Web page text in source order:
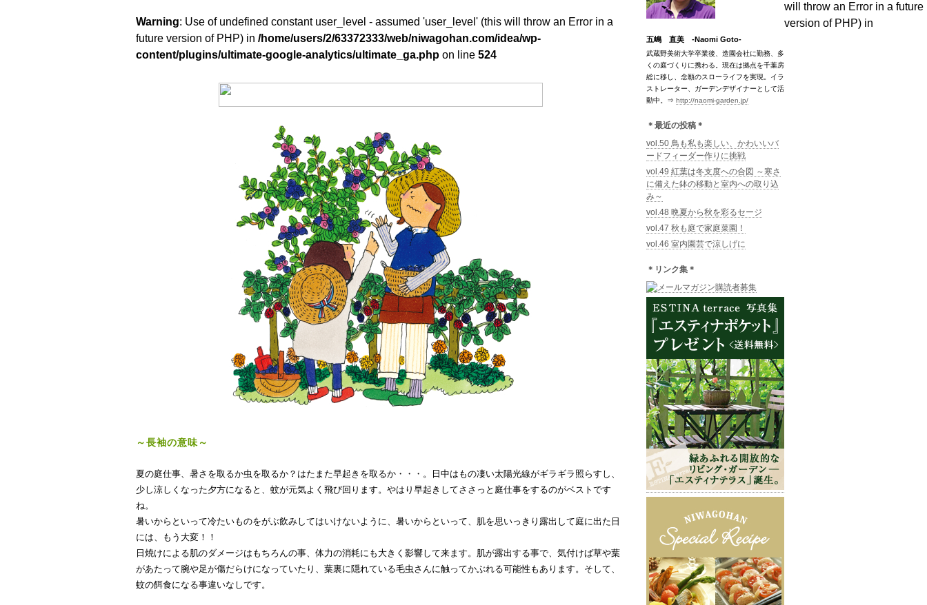
Warning: Use of undefined constant user_level - assumed 'user_level' (this will throw an Error in a
future version of PHP) in /home/users/2/63372333/web/niwagohan.com/idea/wp-
content/plugins/ultimate-google-analytics/ultimate_ga.php on line 524
～長袖の意味～
夏の庭仕事、暑さを取るか虫を取るか？はたまた早起きを取るか・・・。日中はもの凄い太陽光線がギラギラ照らすし、
少し涼しくなった夕方になると、蚊が元気よく飛び回ります。やはり早起きしてささっと庭仕事をするのがベストです
ね。
暑いからといって冷たいものをがぶ飲みしてはいけないように、暑いからといって、肌を思いっきり露出して庭に出た日
には、もう大変！！
日焼けによる肌のダメージはもちろんの事、体力の消耗にも大きく影響して来ます。肌が露出する事で、気付けば草や葉
があたって腕や足が傷だらけになっていたり、葉裏に隠れている毛虫さんに触ってかぶれる可能性もあります。そして、
蚊の餌食になる事違いなしです。
五嶋 直美 -Naomi Goto-
武蔵野美術大学卒業後、造園会社に勤務、多
くの庭づくりに携わる。現在は拠点を千葉房
総に移し、念願のスローライフを実現。イラ
ストレーター、ガーデンデザイナーとして活
動中。⇒ http://naomi-garden.jp/
＊最近の投稿＊
vol.50 鳥も私も楽しい、かわいいバ
ードフィーダー作りに挑戦
vol.49 紅葉は冬支度への合図 ～寒さ
に備えた鉢の移動と室内への取り込
み～
vol.48 晩夏から秋を彩るセージ
vol.47 秋も庭で家庭菜園！
vol.46 室内園芸で涼しげに
＊リンク集＊
will throw an Error in a future
version of PHP) in